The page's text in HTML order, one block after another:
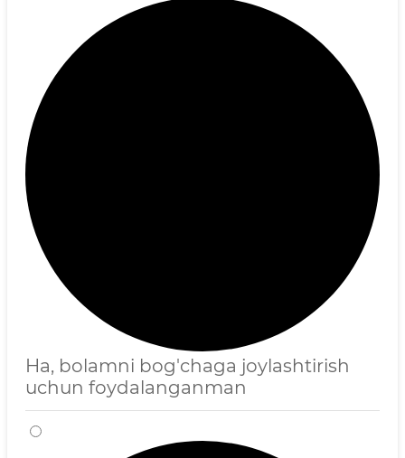
Ha, bolamni bog'chaga joylashtirish
uchun foydalanganman